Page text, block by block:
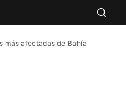
más afectadas de Bahía